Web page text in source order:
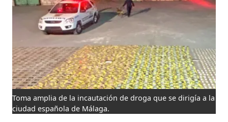
Toma amplia de la incautación de droga que se dirigía a la
ciudad española de Málaga.